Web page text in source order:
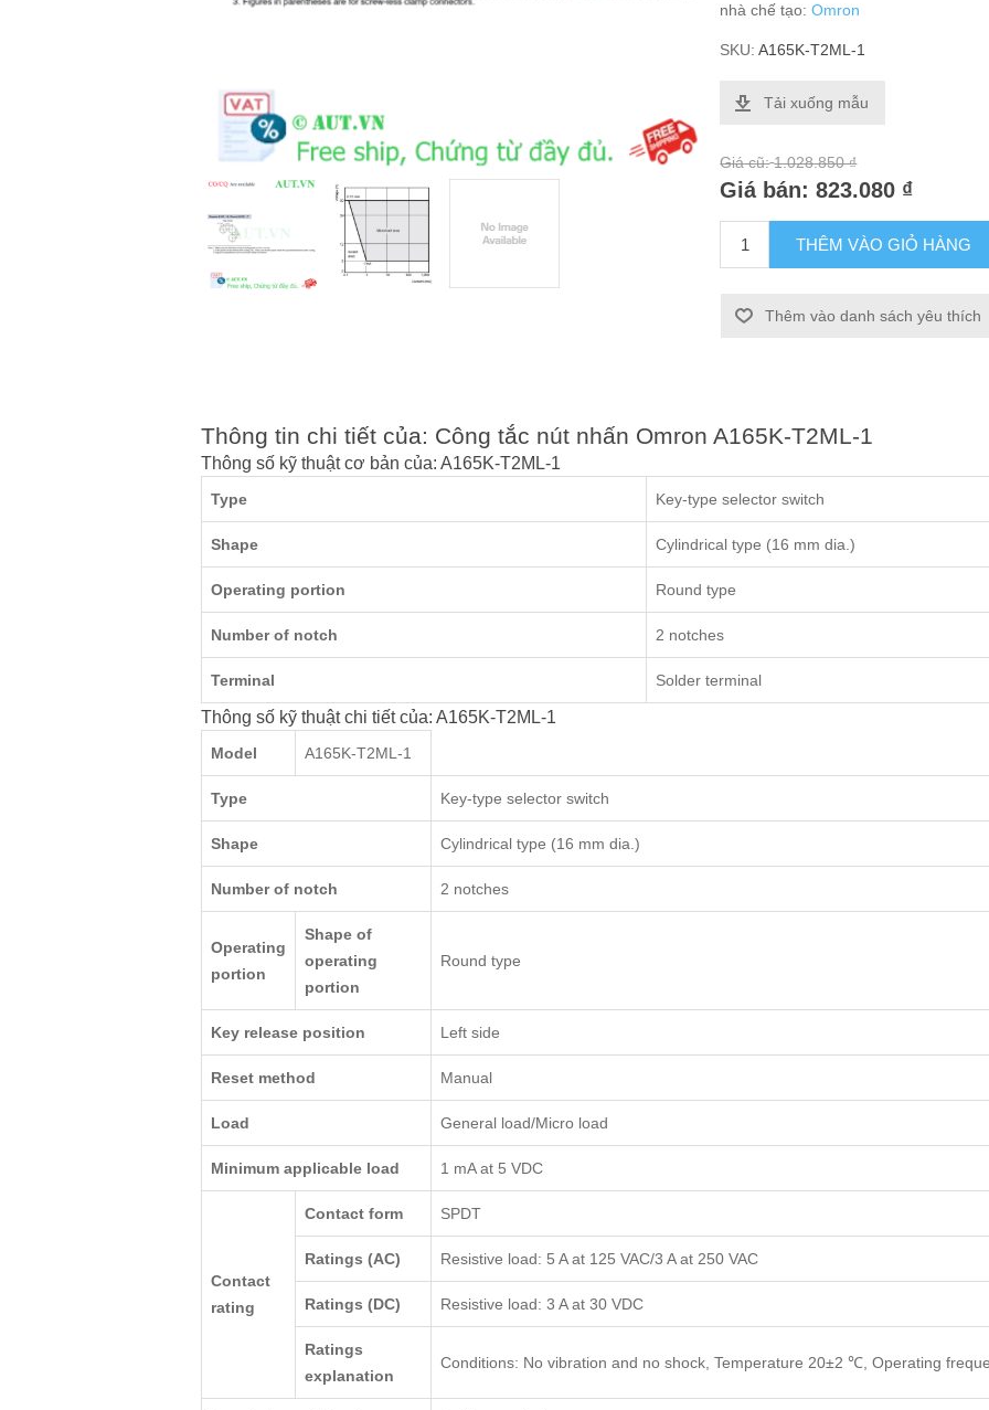
nhà chế tạo: Omron
SKU: A165K-T2ML-1
Tải xuống mẫu
Giá cũ: 1.028.850 ₫
Giá bán: 823.080 ₫
THÊM VÀO GIỎ HÀNG
Thêm vào danh sách yêu thích
Thông tin chi tiết của: Công tắc nút nhấn Omron A165K-T2ML-1
Thông số kỹ thuật cơ bản của: A165K-T2ML-1
Type Key-type selector switch
Shape Cylindrical type (16 mm dia.)
Operating portion Round type
Number of notch 2 notches
Terminal Solder terminal
Thông số kỹ thuật chi tiết của: A165K-T2ML-1
Model A165K-T2ML-1
Type Key-type selector switch
Shape Cylindrical type (16 mm dia.)
Number of notch 2 notches
Operating
portion
Shape of
operating
portion
Round type
Key release position Left side
Reset method Manual
Load General load/Micro load
Minimum applicable load 1 mA at 5 VDC
Contact
rating
Contact form SPDT
Ratings (AC) Resistive load: 5 A at 125 VAC/3 A at 250 VAC
Ratings (DC) Resistive load: 3 A at 30 VDC
Ratings
explanation
Conditions: No vibration and no shock, Temperature 20±2 ℃, Operating